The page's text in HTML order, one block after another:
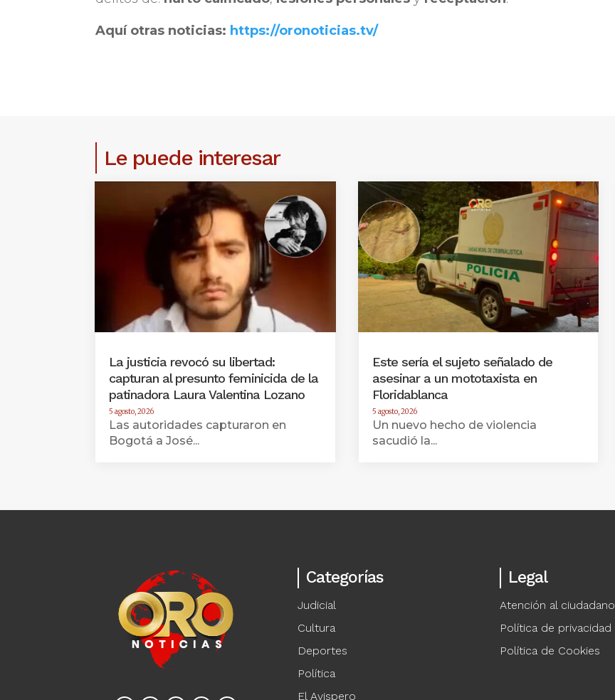
Aquí otras noticias: https://oronoticias.tv/
Le puede interesar
La justicia revocó su libertad:
capturan al presunto feminicida de la
patinadora Laura Valentina Lozano
5 agosto, 2026
Las autoridades capturaron en
Bogotá a José...
Este sería el sujeto señalado de
asesinar a un mototaxista en
Floridablanca
5 agosto, 2026
Un nuevo hecho de violencia
sacudió la...
Categorías
Judicial
Cultura
Deportes
Política
El Avispero
Legal
Atención al ciudadano
Política de privacidad
Política de Cookies